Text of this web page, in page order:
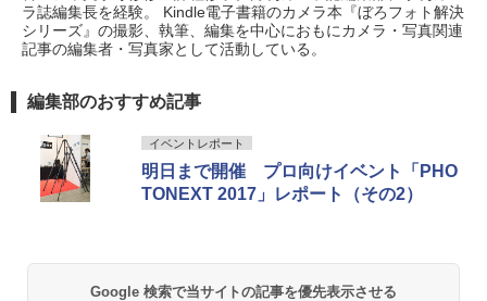
ラ誌編集長を経験。 Kindle電子書籍のカメラ本『ぼろフォト解決
シリーズ』の撮影、執筆、編集を中心におもにカメラ・写真関連
記事の編集者・写真家として活動している。
編集部のおすすめ記事
イベントレポート
明日まで開催 プロ向けイベント「PHO
TONEXT 2017」レポート（その2）
Google 検索で当サイトの記事を優先表示させる